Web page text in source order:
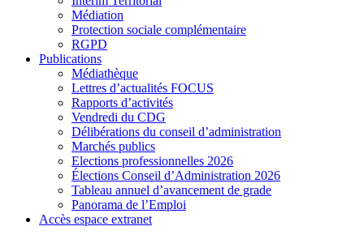
Médiation
Protection sociale complémentaire
RGPD
Publications
Médiathèque
Lettres d’actualités FOCUS
Rapports d’activités
Vendredi du CDG
Délibérations du conseil d’administration
Marchés publics
Elections professionnelles 2026
Élections Conseil d’Administration 2026
Tableau annuel d’avancement de grade
Panorama de l’Emploi
Accès espace extranet